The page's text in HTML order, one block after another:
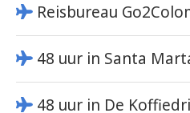
Reisbureau
48 uur in Santa
48 uur in De